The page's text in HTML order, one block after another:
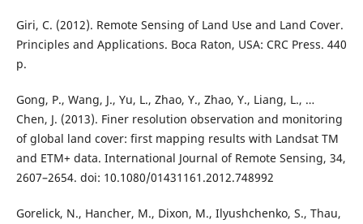
Giri, C. (2012). Remote Sensing of Land Use and Land Cover.
Principles and Applications. Boca Raton, USA: CRC Press. 440
p.
Gong, P., Wang, J., Yu, L., Zhao, Y., Zhao, Y., Liang, L., …
Chen, J. (2013). Finer resolution observation and monitoring
of global land cover: first mapping results with Landsat TM
and ETM+ data. International Journal of Remote Sensing, 34,
2607–2654. doi: 10.1080/01431161.2012.748992
Gorelick, N., Hancher, M., Dixon, M., Ilyushchenko, S., Thau,